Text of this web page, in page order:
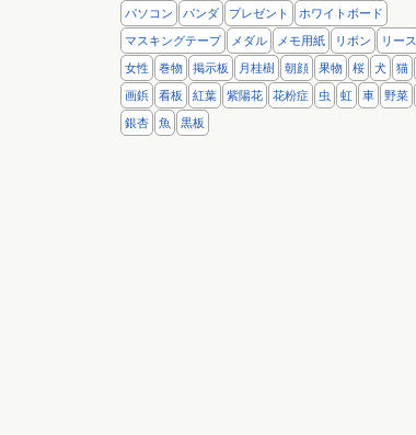
パソコン パンダ プレゼント ホワイトボード
マスキングテープ メダル メモ用紙 リボン リース
女性 巻物 掲示板 月桂樹 朝顔 果物 桜 犬 猫
画鋲 看板 紅葉 紫陽花 花粉症 虫 虹 車 野菜
銀杏 魚 黒板